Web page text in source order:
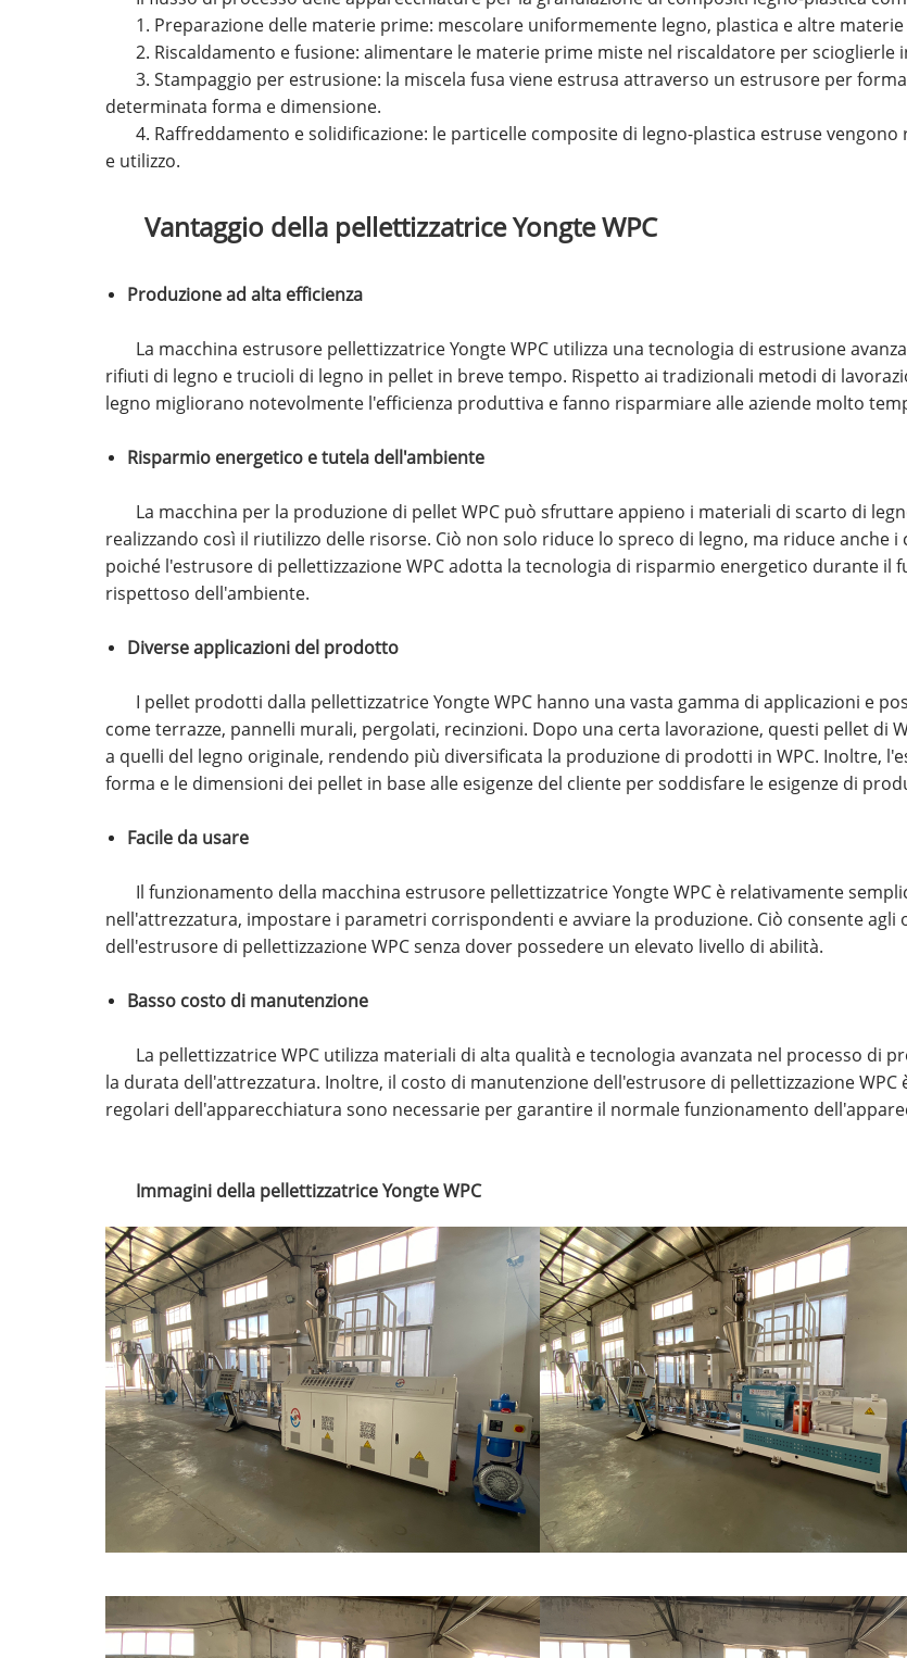
1. Preparazione delle materie prime: mescolare uniformemente legno, plastica e altre
2. Riscaldamento e fusione: alimentare le materie prime miste nel riscaldatore per scioglierle
3. Stampaggio per estrusione: la miscela fusa viene estrusa attraverso un estrusore per
determinata forma e dimensione.
4. Raffreddamento e solidificazione: le particelle composite di legno-plastica estruse
e utilizzo.
Vantaggio della pellettizzatrice Yongte WPC
Produzione ad alta efficienza
La macchina estrusore pellettizzatrice Yongte WPC utilizza una tecnologia di estrusione
rifiuti di legno e trucioli di legno in pellet in breve tempo. Rispetto ai tradizionali metodi di
legno migliorano notevolmente l'efficienza produttiva e fanno risparmiare alle aziende molto
Risparmio energetico e tutela dell'ambiente
La macchina per la produzione di pellet WPC può sfruttare appieno i materiali di scarto di
realizzando così il riutilizzo delle risorse. Ciò non solo riduce lo spreco di legno, ma riduce anche
poiché l'estrusore di pellettizzazione WPC adotta la tecnologia di risparmio energetico durante
rispettoso dell'ambiente.
Diverse applicazioni del prodotto
I pellet prodotti dalla pellettizzatrice Yongte WPC hanno una vasta gamma di applicazioni e
come terrazze, pannelli murali, pergolati, recinzioni. Dopo una certa lavorazione, questi pellet di
a quelli del legno originale, rendendo più diversificata la produzione di prodotti in WPC. Inoltre,
forma e le dimensioni dei pellet in base alle esigenze del cliente per soddisfare le esigenze di
Facile da usare
Il funzionamento della macchina estrusore pellettizzatrice Yongte WPC è relativamente
nell'attrezzatura, impostare i parametri corrispondenti e avviare la produzione. Ciò consente
dell'estrusore di pellettizzazione WPC senza dover possedere un elevato livello di abilità.
Basso costo di manutenzione
La pellettizzatrice WPC utilizza materiali di alta qualità e tecnologia avanzata nel processo di
la durata dell'attrezzatura. Inoltre, il costo di manutenzione dell'estrusore di pellettizzazione
regolari dell'apparecchiatura sono necessarie per garantire il normale funzionamento
Immagini della pellettizzatrice Yongte WPC